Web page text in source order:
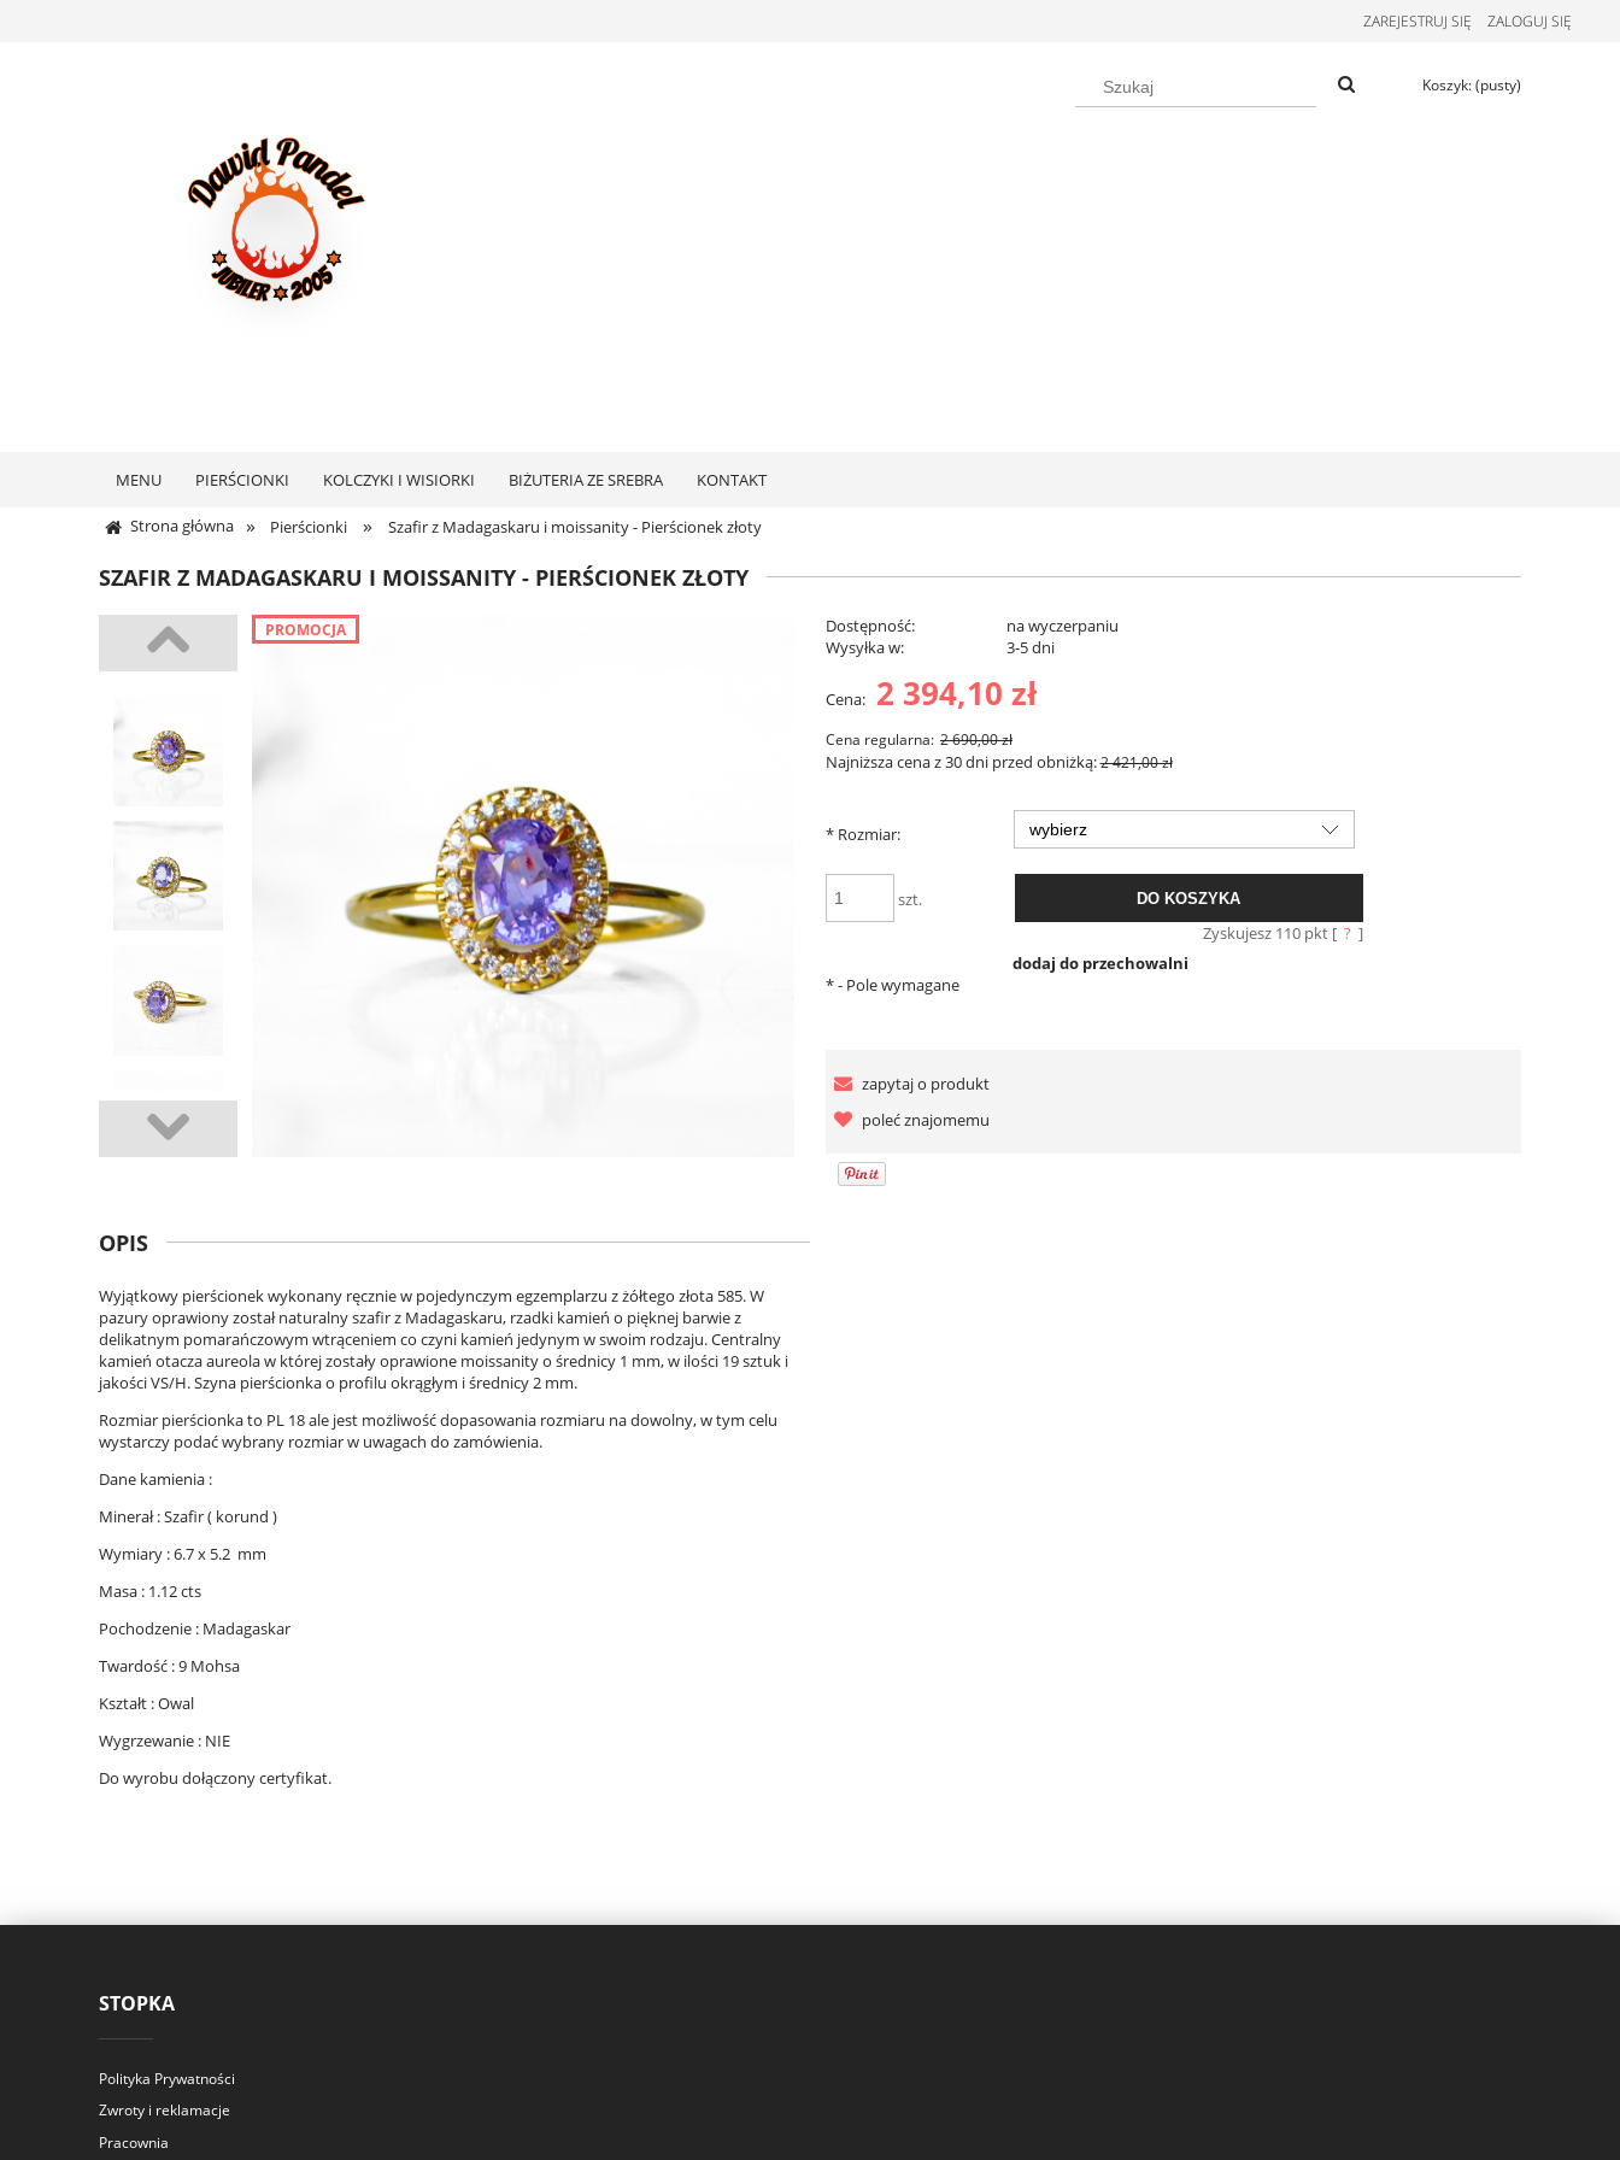
ZAREJESTRUJ SIĘ ZALOGUJ SIĘ
Koszyk:(pusty)
MENU PIERŚCIONKI KOLCZYKI I WISIORKI BIŻUTERIA ZE SREBRA KONTAKT
Strona główna » Pierścionki » Szafir z Madagaskaru i moissanity - Pierścionek złoty
SZAFIR Z MADAGASKARU I MOISSANITY - PIERŚCIONEK ZŁOTY
PROMOCJA Dostępność:
na wyczerpaniu
Wysyłka w:
3-5 dni
Cena: 2 394,10 zł
Cena regularna: 2 690,00 zł
Najniższa cena z 30 dni przed obniżką:2 421,00 zł
*Rozmiar:
szt. DO KOSZYKA
Zyskujesz 110pkt [ ? ]
dodaj do przechowalni
*- Pole wymagane
zapytaj o produkt
poleć znajomemu
OPIS
Wyjątkowy pierścionek wykonany ręcznie w pojedynczym egzemplarzu z żółtego złota 585. W
pazury oprawiony został naturalny szafir z Madagaskaru, rzadki kamień o pięknej barwie z
delikatnym pomarańczowym wtrąceniem co czyni kamień jedynym w swoim rodzaju. Centralny
kamień otacza aureola w której zostały oprawione moissanity o średnicy 1 mm, w ilości 19 sztuk i
jakości VS/H. Szyna pierścionka o profilu okrągłym i średnicy 2 mm.
Rozmiar pierścionka to PL 18 ale jest możliwość dopasowania rozmiaru na dowolny, w tym celu
wystarczy podać wybrany rozmiar w uwagach do zamówienia.
Dane kamienia :
Minerał : Szafir ( korund )
Wymiary : 6.7 x 5.2 mm
Masa : 1.12 cts
Pochodzenie : Madagaskar
Twardość : 9 Mohsa
Kształt : Owal
Wygrzewanie : NIE
Do wyrobu dołączony certyfikat.
STOPKA
Polityka Prywatności
Zwroty i reklamacje
Pracownia